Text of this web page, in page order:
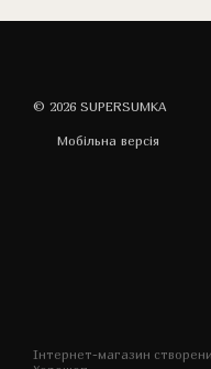
© 2026 SUPERSUMKA
Мобільна версія
Інтернет-магазин